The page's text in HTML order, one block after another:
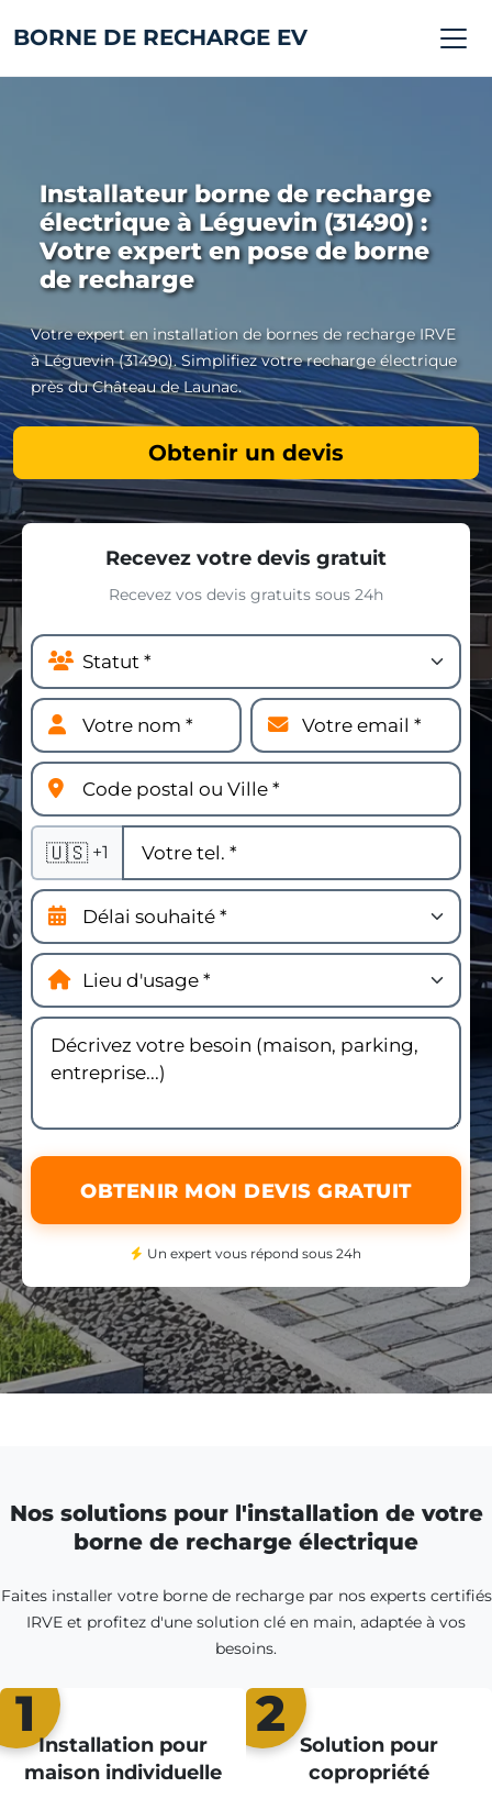
BORNE DE RECHARGE EV
Installateur borne de recharge
électrique à Léguevin (31490) :
Votre expert en pose de borne
de recharge
Votre expert en installation de bornes de recharge IRVE
à Léguevin (31490). Simplifiez votre recharge électrique
près du Château de Launac.
Obtenir un devis
Recevez votre devis gratuit
Recevez vos devis gratuits sous 24h
🇺🇸 +1
OBTENIR MON DEVIS GRATUIT
Un expert vous répond sous 24h
Nos solutions pour l'installation de votre
borne de recharge électrique
Faites installer votre borne de recharge par nos experts certifiés
IRVE et profitez d'une solution clé en main, adaptée à vos
besoins.
1
Installation pour
maison individuelle
2
Solution pour
copropriété